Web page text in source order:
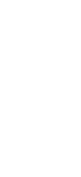
el
y colectivo,
a todo ello.
entender los
volumen, que
dialéctica entre
a la que el
vida y en su
todo corazón la
menos " ,
de un modo
resulta, y
es el que no
hombres estén
gobierno que